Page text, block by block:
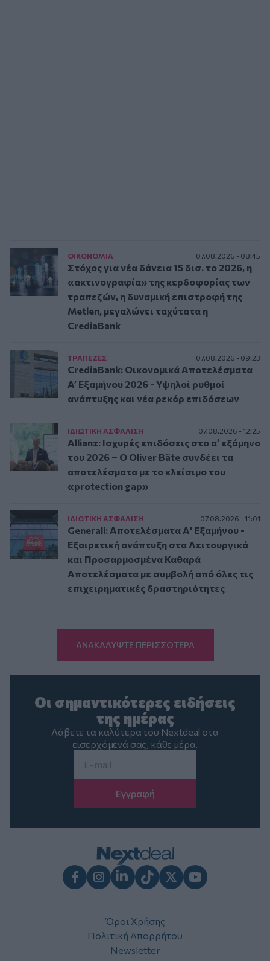
ΟΙΚΟΝΟΜΙΑ 07.08.2026 - 08:45
Στόχος για νέα δάνεια 15 δισ. το 2026, η
«ακτινογραφία» της κερδοφορίας των
τραπεζών, η δυναμική επιστροφή της
Metlen, μεγαλώνει ταχύτατα η
CrediaBank
ΤΡAΠΕΖΕΣ 07.08.2026 - 09:23
CrediaBank: Οικονομικά Αποτελέσματα
A’ Εξαμήνου 2026 - Υψηλοί ρυθμοί
ανάπτυξης και νέα ρεκόρ επιδόσεων
ΙΔΙΩΤΙΚΗ ΑΣΦAΛΙΣΗ 07.08.2026 - 12:25
Allianz: Ισχυρές επιδόσεις στο α’ εξάμηνο
του 2026 – Ο Oliver Bäte συνδέει τα
αποτελέσματα με το κλείσιμο του
«protection gap»
ΙΔΙΩΤΙΚΗ ΑΣΦAΛΙΣΗ 07.08.2026 - 11:01
Generali: Αποτελέσματα Α' Εξαμήνου -
Εξαιρετική ανάπτυξη στα Λειτουργικά
και Προσαρμοσμένα Καθαρά
Αποτελέσματα με συμβολή από όλες τις
επιχειρηματικές δραστηριότητες
ΑΝΑΚΑΛΥΨΤΕ ΠΕΡΙΣΣΟΤΕΡΑ
Οι σημαντικότερες ειδήσεις
της ημέρας
Λάβετε τα καλύτερα του Nextdeal στα
εισερχόμενά σας, κάθε μέρα.
Όροι Χρήσης
Πολιτική Απορρήτου
Newsletter